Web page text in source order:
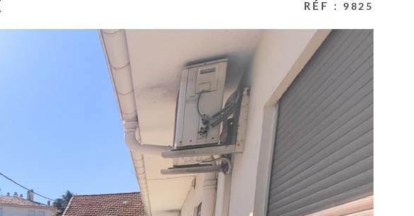
ACTUALITES
NOS
CONTACT
RÉF : 9825